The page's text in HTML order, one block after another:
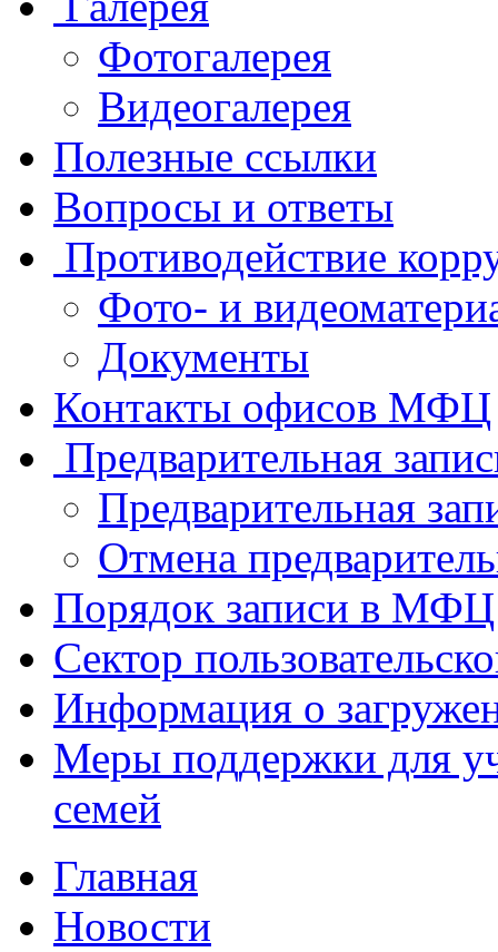
Фотогалерея
Видеогалерея
Полезные ссылки
Вопросы и ответы
Противодействие
Фото- и
Документы
Контакты офисов МФЦ
Предварительная
Предварительная
Отмена
Порядок записи в МФЦ
Сектор
Информация о
Меры поддержки для
семей
Главная
Новости